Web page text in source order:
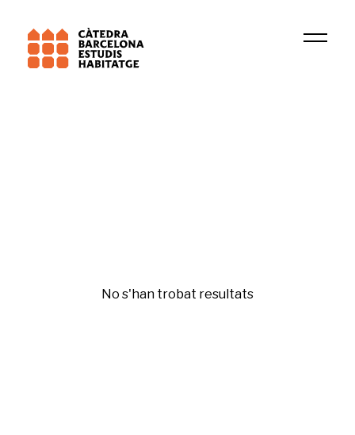
No s'han trobat resultats